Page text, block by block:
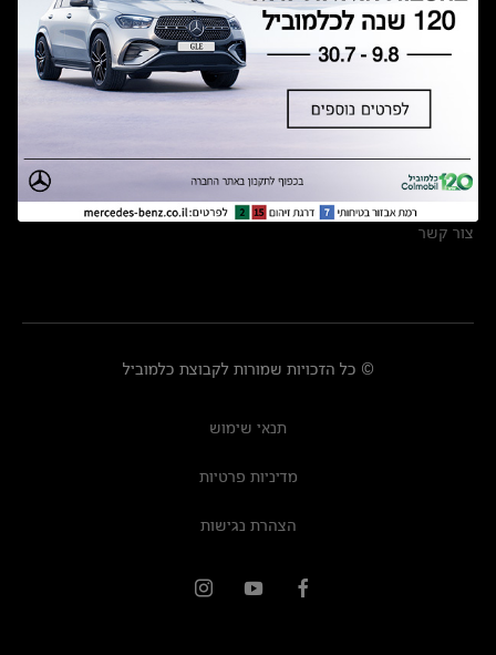
תקנון ימי מכירות 120 לכלמוביל
מצאו אותנו
אולמות תצוגה
מרכזי שירות
צור קשר
© כל הזכויות שמורות לקבוצת כלמוביל
תנאי שימוש
מדיניות פרטיות
הצהרת נגישות